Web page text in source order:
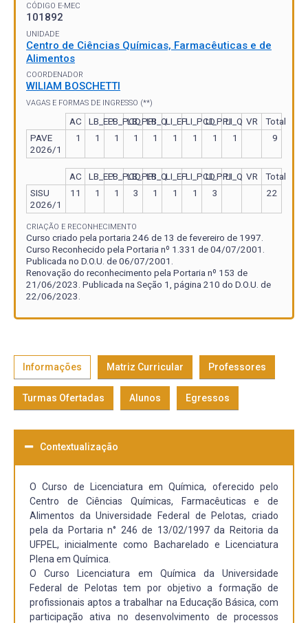
CÓDIGO E-MEC
101892
UNIDADE
Centro de Ciências Químicas, Farmacêuticas e de
Alimentos
COORDENADOR
WILIAM BOSCHETTI
VAGAS E FORMAS DE INGRESSO (**)
AC LB_EPLB_PCDLB_PPILB_QLI_EPLI_PCDLI_PPILI_Q VR
Total
PAVE
2026/1
1 1 1 1 1 1 1 1 1 9
AC LB_EPLB_PCDLB_PPILB_QLI_EPLI_PCDLI_PPILI_Q VR
Total
SISU
2026/1
11 1 1 3 1 1 1 3 22
CRIAÇÃO E RECONHECIMENTO
Curso criado pela portaria 246 de 13 de fevereiro de 1997.
Curso Reconhecido pela Portaria nº 1.331 de 04/07/2001.
Publicada no D.O.U. de 06/07/2001.
Renovação do reconhecimento pela Portaria nº 153 de
21/06/2023. Publicada na Seção 1, página 210 do D.O.U. de
22/06/2023.
Informações Matriz Curricular Professores
Turmas Ofertadas Alunos Egressos
Contextualização
O Curso de Licenciatura em Química, oferecido pelo
Centro de Ciências Químicas, Farmacêuticas e de
Alimentos da Universidade Federal de Pelotas, criado
pela da Portaria n° 246 de 13/02/1997 da Reitoria da
UFPEL, inicialmente como Bacharelado e Licenciatura
Plena em Química.
O Curso Licenciatura em Química da Universidade
Federal de Pelotas tem por objetivo a formação de
profissionais aptos a trabalhar na Educação Básica, com
participação ativa no desenvolvimento de processos